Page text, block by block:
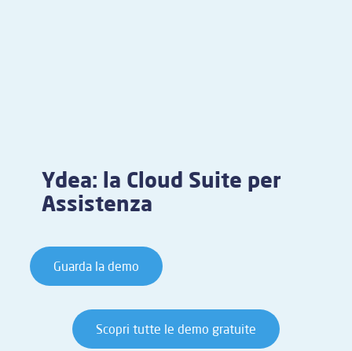
Ydea: la Cloud Suite per
Assistenza
Guarda la demo
Scopri tutte le demo gratuite